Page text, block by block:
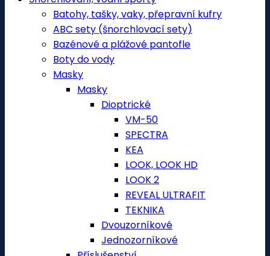
Batohy, tašky, vaky, přepravní kufry
ABC sety (šnorchlovací sety)
Bazénové a plážové pantofle
Boty do vody
Masky
Masky
Dioptrické
VM-50
SPECTRA
KEA
LOOK, LOOK HD
LOOK 2
REVEAL ULTRAFIT
TEKNIKA
Dvouzorníkové
Jednozorníkové